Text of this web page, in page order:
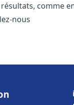
comme
nous